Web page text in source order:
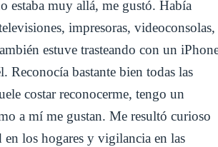
estaba muy allá, me gustó. Había
impresoras, videoconsolas,
estuve trasteando con un
Reconocía bastante bien todas las
costar reconocerme, tengo un
a mí me gustan. Me resultó curioso
en los hogares y vigilancia en las